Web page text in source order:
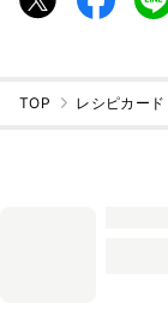
TOP レシピカード